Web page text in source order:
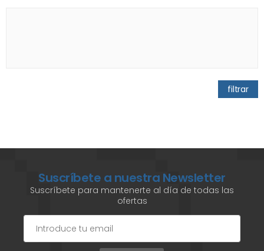
filtrar
Suscríbete a nuestra Newsletter
Suscríbete para mantenerte al día de todas las
ofertas